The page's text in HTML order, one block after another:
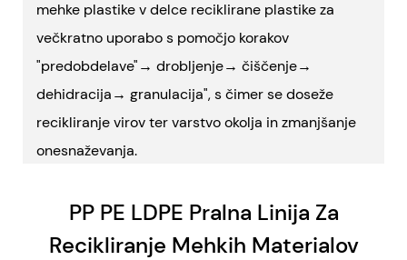
mehke plastike v delce reciklirane plastike za
večkratno uporabo s pomočjo korakov
"predobdelave"→ drobljenje→ čiščenje→
dehidracija→ granulacija", s čimer se doseže
recikliranje virov ter varstvo okolja in zmanjšanje
onesnaževanja.
PP PE LDPE Pralna Linija Za
Recikliranje Mehkih Materialov